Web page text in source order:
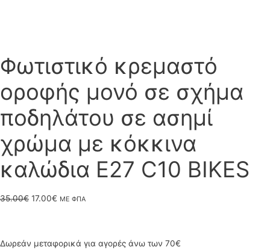
Φωτιστικό κρεμαστό
οροφής μονό σε σχήμα
ποδηλάτου σε ασημί
χρώμα με κόκκινα
καλώδια E27 C10 BIKES
35.00€ Original
was:
17.00€ Η
τιμή
ΜΕ ΦΠΑ
Δωρεάν μεταφορικά για αγορές άνω των 70€